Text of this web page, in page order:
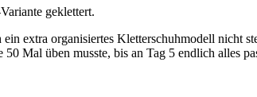
geklettert.
extra organisiertes Kletterschuhmodell nicht
Mal üben musste, bis an Tag 5 endlich alles